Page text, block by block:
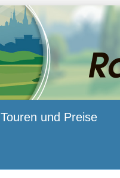
Touren und Preise